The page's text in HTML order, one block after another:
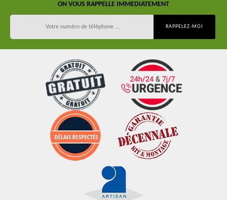
ON VOUS RAPPELLE IMMEDIATEMENT